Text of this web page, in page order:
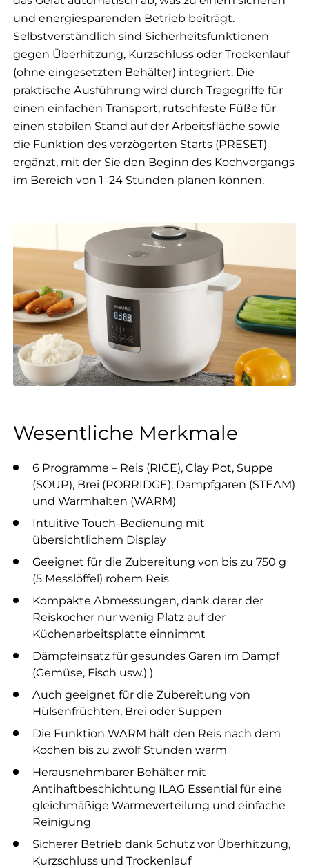
und energiesparenden Betrieb beiträgt.
Selbstverständlich sind Sicherheitsfunktionen
gegen Überhitzung, Kurzschluss oder Trockenlauf
(ohne eingesetzten Behälter) integriert. Die
praktische Ausführung wird durch Tragegriffe für
einen einfachen Transport, rutschfeste Füße für
einen stabilen Stand auf der Arbeitsfläche sowie
die Funktion des verzögerten Starts (PRESET)
ergänzt, mit der Sie den Beginn des Kochvorgangs
im Bereich von 1–24 Stunden planen können.
Wesentliche Merkmale
6 Programme – Reis (RICE), Clay Pot, Suppe
(SOUP), Brei (PORRIDGE), Dampfgaren (STEAM)
und Warmhalten (WARM)
Intuitive Touch-Bedienung mit
übersichtlichem Display
Geeignet für die Zubereitung von bis zu 750 g
(5 Messlöffel) rohem Reis
Kompakte Abmessungen, dank derer der
Reiskocher nur wenig Platz auf der
Küchenarbeitsplatte einnimmt
Dämpfeinsatz für gesundes Garen im Dampf
(Gemüse, Fisch usw.) )
Auch geeignet für die Zubereitung von
Hülsenfrüchten, Brei oder Suppen
Die Funktion WARM hält den Reis nach dem
Kochen bis zu zwölf Stunden warm
Herausnehmbarer Behälter mit
Antihaftbeschichtung ILAG Essential für eine
gleichmäßige Wärmeverteilung und einfache
Reinigung
Sicherer Betrieb dank Schutz vor Überhitzung,
Kurzschluss und Trockenlauf